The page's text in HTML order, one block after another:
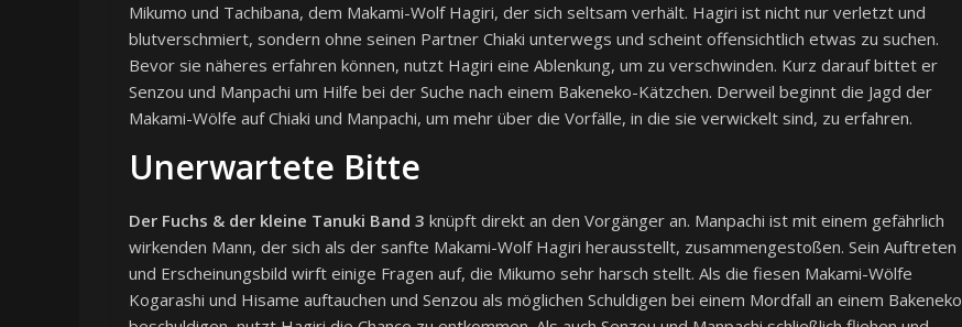
Mikumo und Tachibana, dem Makami-Wolf Hagiri, der sich seltsam verhält. Hagiri ist nicht nur verletzt und
blutverschmiert, sondern ohne seinen Partner Chiaki unterwegs und scheint offensichtlich etwas zu suchen.
Bevor sie näheres erfahren können, nutzt Hagiri eine Ablenkung, um zu verschwinden. Kurz darauf bittet er
Senzou und Manpachi um Hilfe bei der Suche nach einem Bakeneko-Kätzchen. Derweil beginnt die Jagd der
Makami-Wölfe auf Chiaki und Manpachi, um mehr über die Vorfälle, in die sie verwickelt sind, zu erfahren.
Unerwartete Bitte
Der Fuchs & der kleine Tanuki Band 3 knüpft direkt an den Vorgänger an. Manpachi ist mit einem gefährlich
wirkenden Mann, der sich als der sanfte Makami-Wolf Hagiri herausstellt, zusammengestoßen. Sein Auftreten
und Erscheinungsbild wirft einige Fragen auf, die Mikumo sehr harsch stellt. Als die fiesen Makami-Wölfe
Kogarashi und Hisame auftauchen und Senzou als möglichen Schuldigen bei einem Mordfall an einem Bakeneko